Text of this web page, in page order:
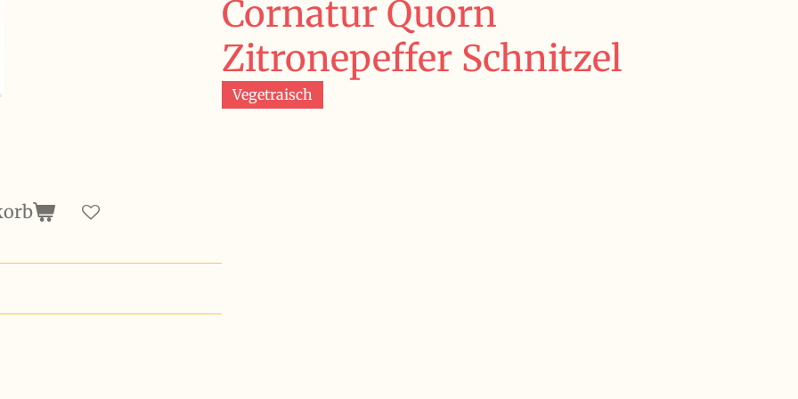
Cornatur Quorn
Zitronepeffer Schnitzel
Vegetraisch